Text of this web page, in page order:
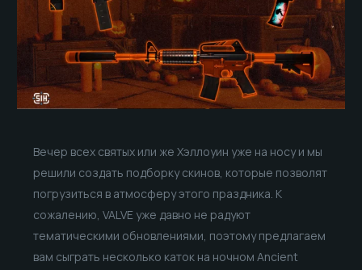
Вечер всех святых или же Хэллоуин уже на носу и мы
решили создать подборку скинов, которые позволят
погрузиться в атмосферу этого праздника. К
сожалению, VALVE уже давно не радуют
тематическими обновлениями, поэтому предлагаем
вам сыграть несколько каток на ночном Ancient